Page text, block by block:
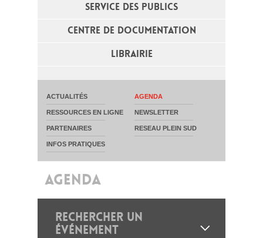
SERVICE DES PUBLICS
CENTRE DE DOCUMENTATION
LIBRAIRIE
ACTUALITÉS AGENDA
RESSOURCES EN LIGNE NEWSLETTER
PARTENAIRES RESEAU PLEIN SUD
INFOS PRATIQUES
AGENDA
RECHERCHER UN
ÉVÉNEMENT